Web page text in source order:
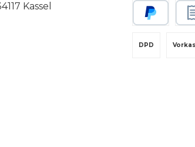
Kassel
DPD